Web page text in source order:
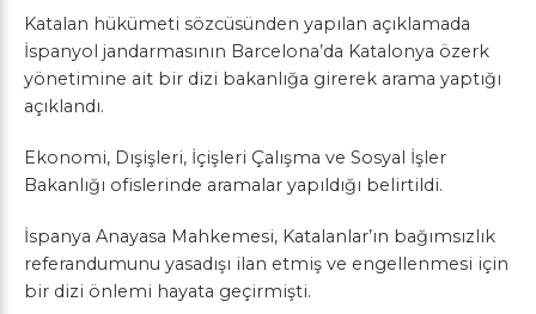
Katalan hükümeti sözcüsünden yapılan açıklamada
İspanyol jandarmasının Barcelona’da Katalonya özerk
yönetimine ait bir dizi bakanlığa girerek arama yaptığı
açıklandı.
Ekonomi, Dışişleri, İçişleri Çalışma ve Sosyal İşler
Bakanlığı ofislerinde aramalar yapıldığı belirtildi.
İspanya Anayasa Mahkemesi, Katalanlar’ın bağımsızlık
referandumunu yasadışı ilan etmiş ve engellenmesi için
bir dizi önlemi hayata geçirmişti.